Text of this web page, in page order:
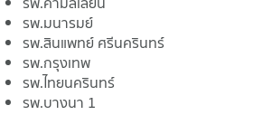
รพ.มนารมย์
รพ.สินแพทย์ ศรีนครินทร์
รพ.กรุงเทพ
รพ.ไทยนครินทร์
รพ.บางนา 1